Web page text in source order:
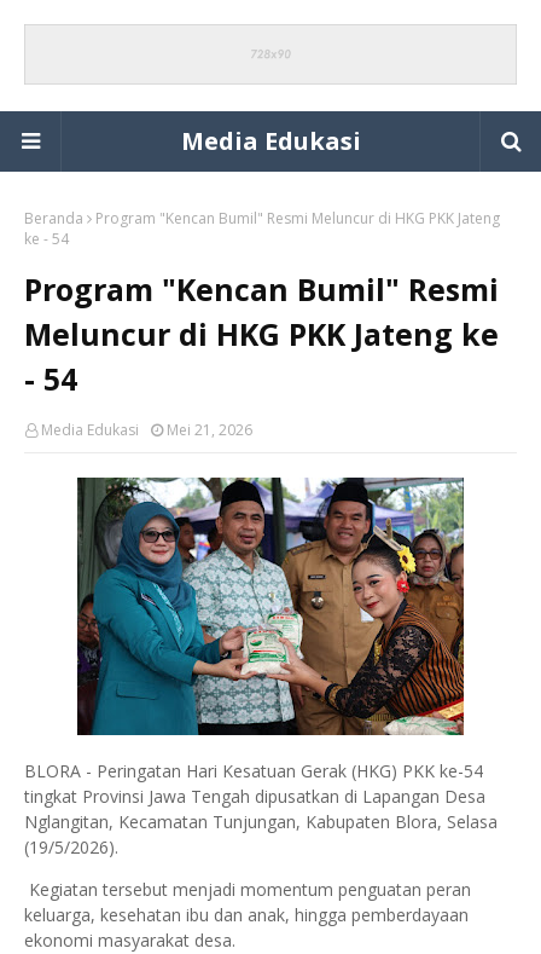
Media Edukasi
Beranda
Program "Kencan Bumil" Resmi Meluncur di HKG PKK Jateng
ke - 54
Program "Kencan Bumil" Resmi
Meluncur di HKG PKK Jateng ke
- 54
Media Edukasi Mei 21, 2026
BLORA - Peringatan Hari Kesatuan Gerak (HKG) PKK ke-54
tingkat Provinsi Jawa Tengah dipusatkan di Lapangan Desa
Nglangitan, Kecamatan Tunjungan, Kabupaten Blora, Selasa
(19/5/2026).
Kegiatan tersebut menjadi momentum penguatan peran
keluarga, kesehatan ibu dan anak, hingga pemberdayaan
ekonomi masyarakat desa.